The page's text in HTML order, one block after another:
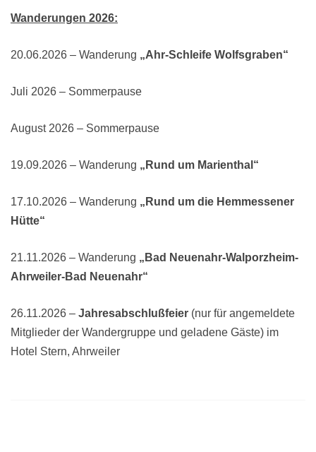
Wanderungen 2026:
20.06.2026 – Wanderung „Ahr-Schleife Wolfsgraben“
Juli 2026 – Sommerpause
August 2026 – Sommerpause
19.09.2026 – Wanderung „Rund um Marienthal“
17.10.2026 – Wanderung „Rund um die Hemmessener
Hütte“
21.11.2026 – Wanderung „Bad Neuenahr-Walporzheim-
Ahrweiler-Bad Neuenahr“
26.11.2026 – Jahresabschlußfeier (nur für angemeldete
Mitglieder der Wandergruppe und geladene Gäste) im
Hotel Stern, Ahrweiler